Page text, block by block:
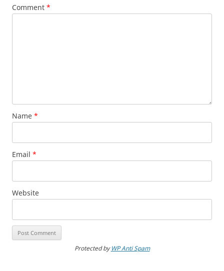
Comment *
Name *
Email *
Website
Protected byWP Anti Spam